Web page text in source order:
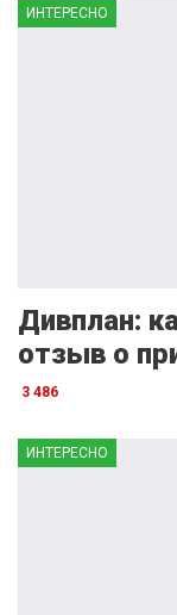
ИНТЕРЕСНО
Дивплан:
отзыв о
3 486
ИНТЕРЕСНО